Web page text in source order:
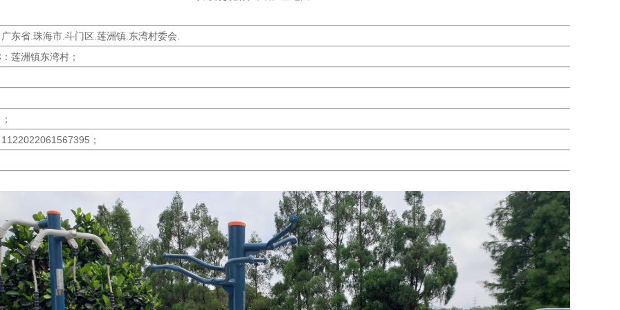
东省.珠海市.斗门区.莲洲镇.东湾村委会.
莲洲镇东湾村；
；